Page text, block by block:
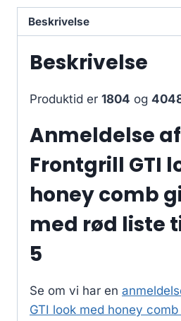
Beskrivelse
Beskrivelse
Produktid er 1804 og
Anmeldelse af
Frontgrill GTI
honey comb
med rød liste
5
Se om vi har en
GTI look med honey